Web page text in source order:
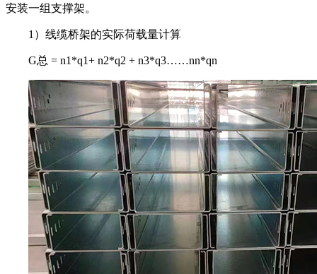
安装一组支撑架。
1）线缆桥架的实际荷载量计算
G总 = n1*q1+ n2*q2 + n3*q3……nn*qn